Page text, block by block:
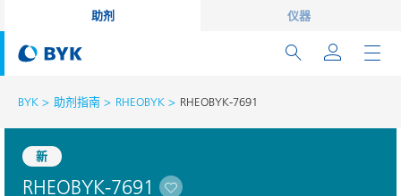
助剂 仪器
BYK 助剂指南 RHEOBYK RHEOBYK-7691
新
RHEOBYK-7691